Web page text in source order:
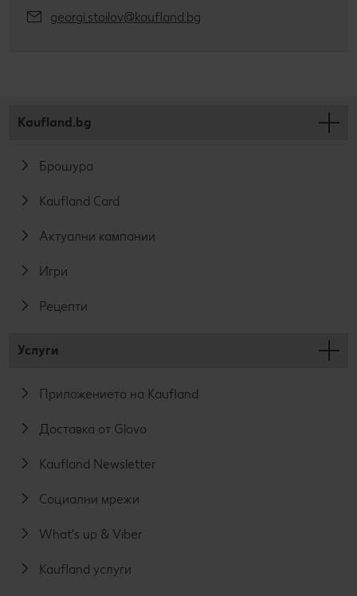
georgi.stoilov@kaufland.bg
Kaufland.bg
Брошура
Kaufland Card
Актуални кампании
Игри
Рецепти
Услуги
Приложението на Kaufland
Доставка от Glovo
Kaufland Newsletter
Социални мрежи
What's up & Viber
Kaufland услуги